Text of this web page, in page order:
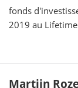
fonds
2019 au
Martijn